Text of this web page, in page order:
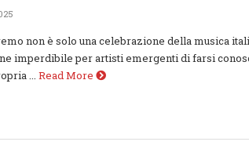
non è solo una celebrazione della musica
imperdibile per artisti emergenti di farsi
... Read More